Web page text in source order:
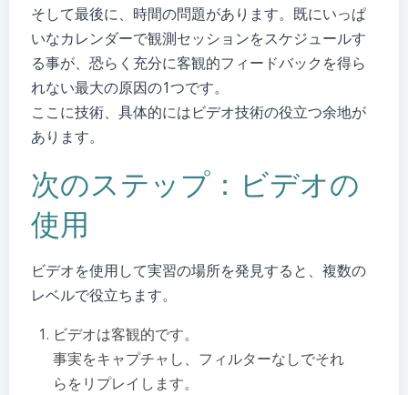
そして最後に、時間の問題があります。既にいっぱ
いなカレンダーで観測セッションをスケジュールす
る事が、恐らく充分に客観的フィードバックを得ら
れない最大の原因の1つです。
ここに技術、具体的にはビデオ技術の役立つ余地が
あります。
次のステップ：ビデオの
使用
ビデオを使用して実習の場所を発見すると、複数の
レベルで役立ちます。
ビデオは客観的です。
事実をキャプチャし、フィルターなしでそれ
らをリプレイします。